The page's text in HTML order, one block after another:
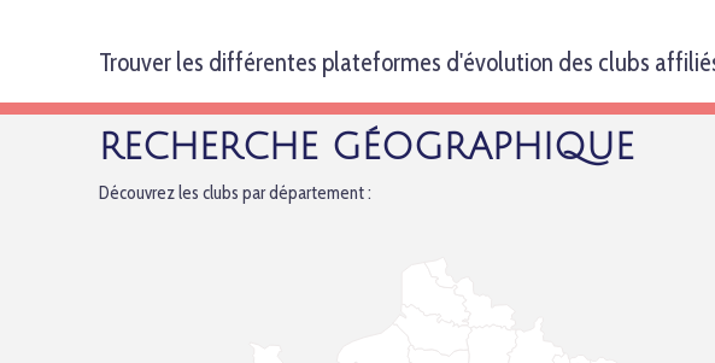
Trouver les différentes plateformes d'évolution des clubs
RECHERCHE GÉOGRAPHIQUE
Découvrez les clubs par département :